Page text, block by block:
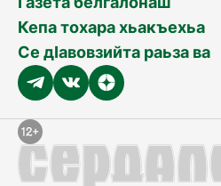
Кепа тохара хьакъехьа
Се дӀавовзийта раьза ва